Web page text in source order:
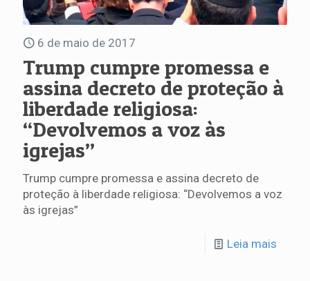
6 de maio de 2017
Trump cumpre promessa e
assina decreto de proteção à
liberdade religiosa:
“Devolvemos a voz às
igrejas”
Trump cumpre promessa e assina decreto de
proteção à liberdade religiosa: “Devolvemos a voz
às igrejas”
Leia mais